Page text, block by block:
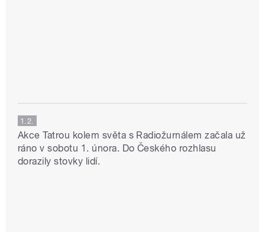
1.2.
Akce Tatrou kolem světa s Radiožurnálem začala už
ráno v sobotu 1. února. Do Českého rozhlasu
dorazily stovky lidí.